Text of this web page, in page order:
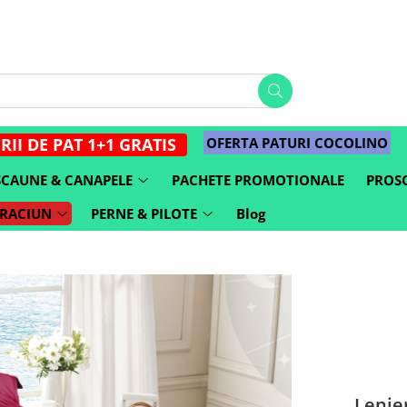
DE PAT 1+1 GRATIS OFERTA PATURI COCOLINO
& CANAPELE PACHETE PROMOTIONALE
PERNE & PILOTE Blog